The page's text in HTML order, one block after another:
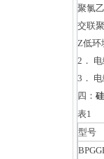
聚氯
交联
Z低环
2．
3．
四：
表1
型号